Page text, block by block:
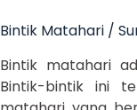
Bintik Matahari /
Bintik matahari
Bintik-bintik ini